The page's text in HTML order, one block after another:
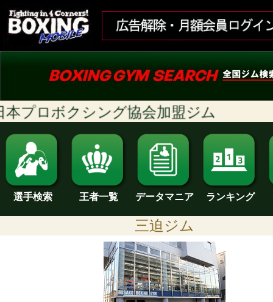
プロボクシング協会加盟ジム
選手検索 王者一覧 データマニア ランキング
三迫ジム